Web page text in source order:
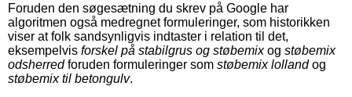
Foruden den søgesætning du skrev på Google har
algoritmen også medregnet formuleringer, som historikken
viser at folk sandsynligvis indtaster i relation til det,
eksempelvis forskel på stabilgrus og støbemixog støbemix
odsherredforuden formuleringer som støbemix lollandog
støbemix til betongulv.